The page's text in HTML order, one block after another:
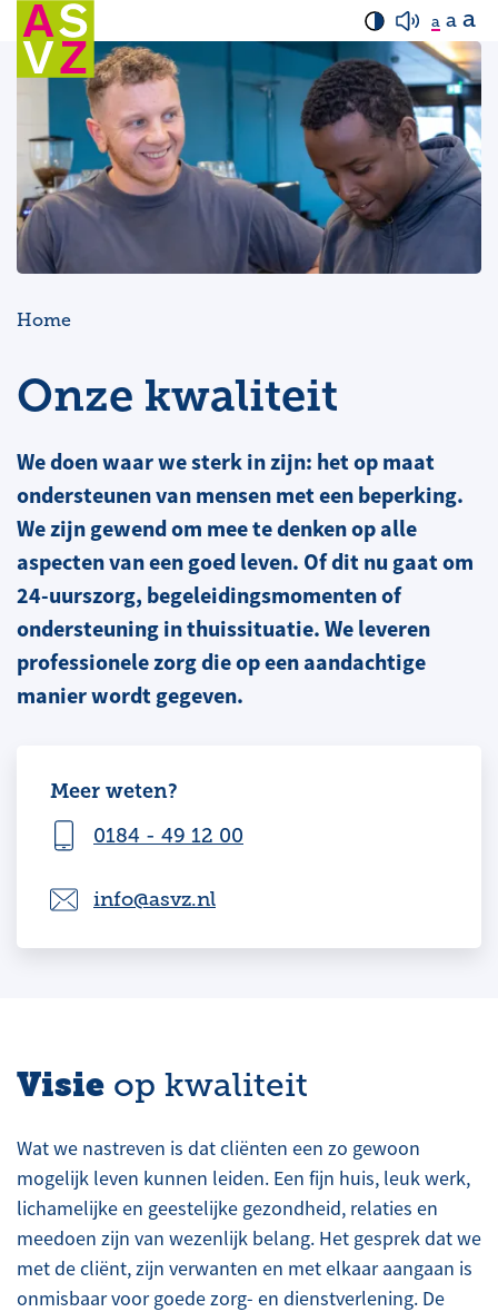
a a a
Home
Onze kwaliteit
We doen waar we sterk in zijn: het op maat
ondersteunen van mensen met een beperking.
We zijn gewend om mee te denken op alle
aspecten van een goed leven. Of dit nu gaat om
24-uurszorg, begeleidingsmomenten of
ondersteuning in thuissituatie. We leveren
professionele zorg die op een aandachtige
manier wordt gegeven.
Meer weten?
0184 - 49 12 00
info@asvz.nl
Visie op kwaliteit
Wat we nastreven is dat cliënten een zo gewoon
mogelijk leven kunnen leiden. Een fijn huis, leuk werk,
lichamelijke en geestelijke gezondheid, relaties en
meedoen zijn van wezenlijk belang. Het gesprek dat we
met de cliënt, zijn verwanten en met elkaar aangaan is
onmisbaar voor goede zorg- en dienstverlening. De